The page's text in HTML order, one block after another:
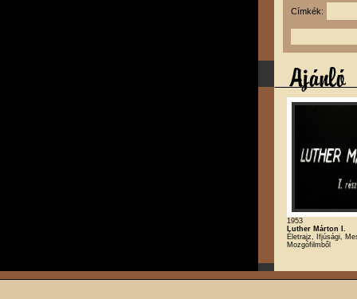
Címkék:
1953
Luther Márton I.
Életrajz, Ifjúsági,
Mozgófilmből